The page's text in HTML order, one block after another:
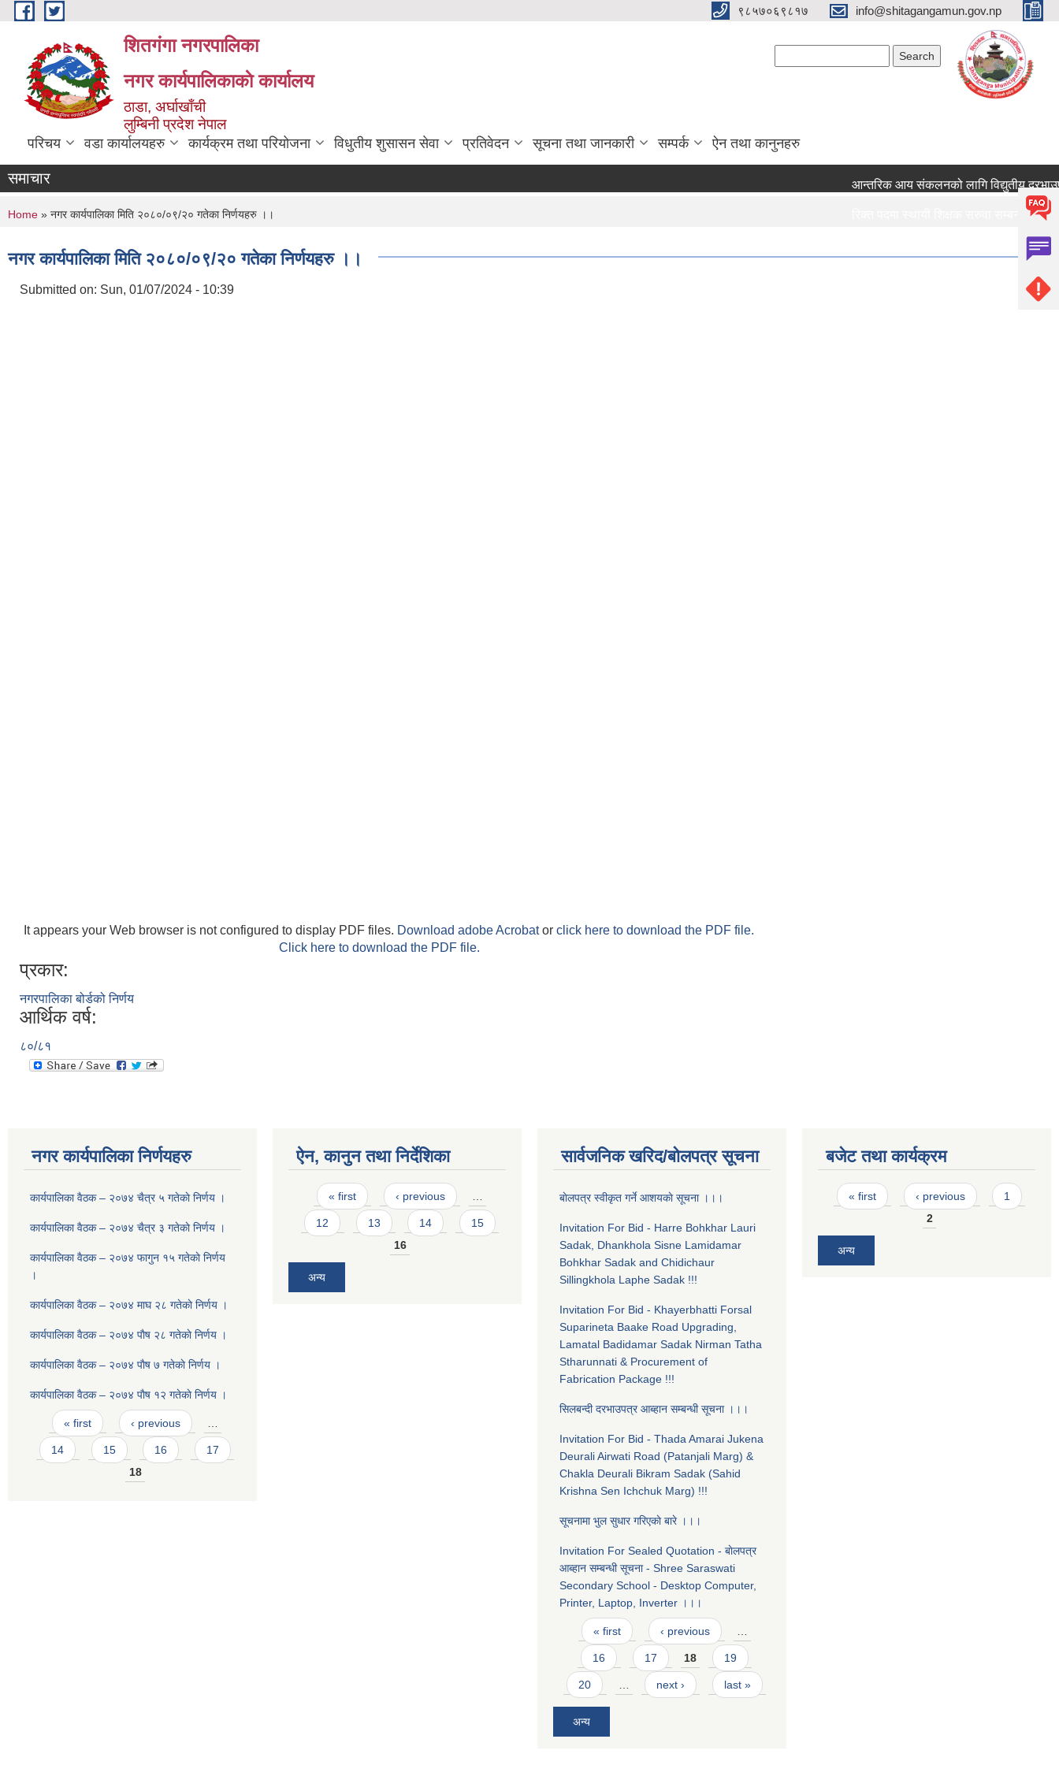
Skip to main content ९८५७०६९८१७ info@shitagangamun.gov.np
शितगंगा नगरपालिका
नगर कार्यपालिकाकाे कार्यालय
ठाडा, अर्घाखाँची
लुम्बिनी प्रदेश नेपाल
परिचय वडा कार्यालयहरु कार्यक्रम तथा परियोजना विधुतीय शुसासन सेवा प्रतिवेदन सूचना तथा जानकारी सम्पर्क ऐन तथा कानुनहरु
समाचार आन्तरिक आय संकलनको लागि विद्युतीय
रिक्त पदमा स्थायी शिक्षक सरुवा सम्बन्धमा ।।।
रिक्त पदमा स्थायी शिक्षक सरुवा सम्बन्धमा ।।।
You are here
Home » नगर कार्यपालिका मिति २०८०/०९/२० गतेका निर्णयहरु ।।
नगर कार्यपालिका मिति २०८०/०९/२० गतेका निर्णयहरु ।।
Submitted on: Sun, 01/07/2024 - 10:39
It appears your Web browser is not configured to display PDF files. Download adobe Acrobator click here to download the PDF file.
Click here to download the PDF file.
प्रकार:
नगरपालिका बोर्डको निर्णय
आर्थिक वर्ष:
८०/८१
नगर कार्यपालिका निर्णयहरु
कार्यपालिका वैठक – २०७४ चैत्र ५ गतेकाे निर्णय ।
कार्यपालिका वैठक – २०७४ चैत्र ३ गतेकाे निर्णय ।
कार्यपालिका वैठक – २०७४ फागुन १५ गतेकाे निर्णय
।
कार्यपालिका वैठक – २०७४ माघ २८ गतेकाे निर्णय ।
कार्यपालिका वैठक – २०७४ पाैष २८ गतेकाे निर्णय ।
कार्यपालिका वैठक – २०७४ पाैष ७ गतेकाे निर्णय ।
कार्यपालिका वैठक – २०७४ पाैष १२ गतेकाे निर्णय ।
Pages
« first ‹ previous
14 15 16
17
18
ऐन, कानुन तथा निर्देशिका
Pages
« first ‹ previous
12 13 14
15
16
अन्य
सार्वजनिक खरिद/बोलपत्र सूचना
बाेलपत्र स्वीकृत गर्ने आशयकाे सूचना ।।।
Invitation For Bid - Harre Bohkhar Lauri
Sadak, Dhankhola Sisne Lamidamar
Bohkhar Sadak and Chidichaur
Sillingkhola Laphe Sadak !!!
Invitation For Bid - Khayerbhatti Forsal
Suparineta Baake Road Upgrading,
Lamatal Badidamar Sadak Nirman Tatha
Stharunnati & Procurement of
Fabrication Package !!!
सिलबन्दी दरभाउपत्र आब्हान सम्बन्धी सूचना ।।।
Invitation For Bid - Thada Amarai Jukena
Deurali Airwati Road (Patanjali Marg) &
Chakla Deurali Bikram Sadak (Sahid
Krishna Sen Ichchuk Marg) !!!
सूचनामा भुल सुधार गरिएकाे बारे ।।।
Invitation For Sealed Quotation - बाेलपत्र
आब्हान सम्बन्धी सूचना - Shree Saraswati
Secondary School - Desktop Computer,
Printer, Laptop, Inverter ।।।
Pages
« first ‹ previous
16 17 18 19
20 next › last »
अन्य
बजेट तथा कार्यक्रम
Pages
« first ‹ previous
1
2
अन्य